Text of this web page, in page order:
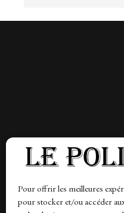
Pour offrir les meilleures
pour stocker et/ou accéder